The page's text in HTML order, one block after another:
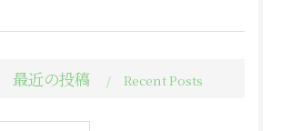
最近の投稿 Recent Posts